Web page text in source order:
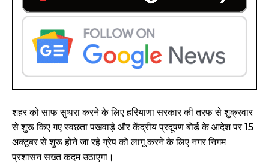
शहर को साफ सुथरा करने के लिए हरियाणा सरकार की तरफ से शुक्रवार
से शुरू किए गए स्वछता पखवाड़े और केंद्रीय प्रदूषण बोर्ड के आदेश पर 15
अक्टूबर से शुरू होने जा रहे ग्रेप को लागू करने के लिए नगर निगम
प्रशासन सख्त कदम उठाएगा।